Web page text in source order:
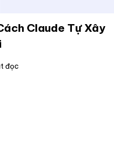
Claude Tự Xây
đọc